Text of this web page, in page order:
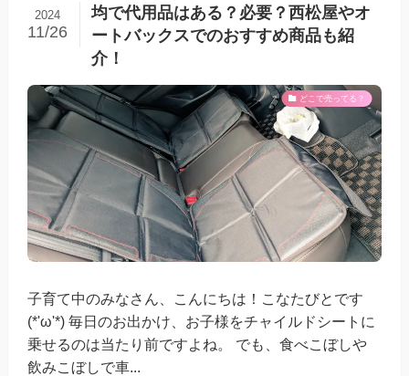
均で代用品はある？必要？西松屋やオ
ートバックスでのおすすめ商品も紹
介！
2024
11/26
どこで売ってる？
子育て中のみなさん、こんにちは！こなたびとです
(*'ω'*) 毎日のお出かけ、お子様をチャイルドシートに
乗せるのは当たり前ですよね。 でも、食べこぼしや
飲みこぼしで車...